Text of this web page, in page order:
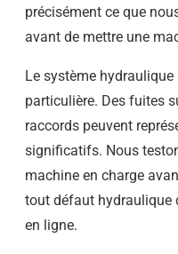
précisément ce que
avant de mettre une
Le système
particulière. Des fuites
raccords peuvent
significatifs. Nous
machine en charge
tout défaut hydraulique
en ligne.